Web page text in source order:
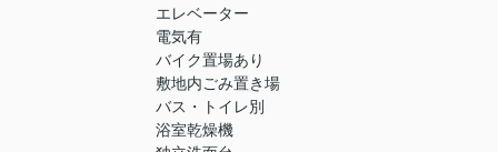
エレベーター
電気有
バイク置場あり
敷地内ごみ置き場
バス・トイレ別
浴室乾燥機